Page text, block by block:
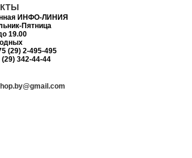
ИНФО-ЛИНИЯ
Пятница
19.00
(29) 2-495-495
342-44-44